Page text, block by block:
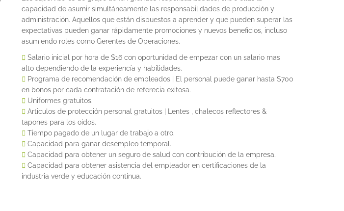
capacidad de asumir simultáneamente las responsabilidades de producción y
administración. Aquellos que están dispuestos a aprender y que pueden superar las
expectativas pueden ganar rápidamente promociones y nuevos beneficios, incluso
asumiendo roles como Gerentes de Operaciones.
Salario inicial por hora de $16 con oportunidad de empezar con un salario mas
alto dependiendo de la experiencía y habilidades.
Programa de recomendación de empleados | El personal puede ganar hasta $700
en bonos por cada contratación de referecia exitosa.
Uniformes gratuitos.
Articulos de protección personal gratuitos | Lentes , chalecos reflectores &
tapones para los oidos.
Tiempo pagado de un lugar de trabajo a otro.
Capacidad para ganar desempleo temporal.
Capacidad para obtener un seguro de salud con contribución de la empresa.
Capacidad para obtener asistencia del empleador en certificaciones de la
industria verde y educación continua.